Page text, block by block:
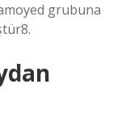
grubuna